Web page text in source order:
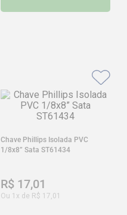
Chave Phillips Isolada PVC
1/8x8” Sata ST61434
R$ 17,01
Ou 1 x de R$ 17 01